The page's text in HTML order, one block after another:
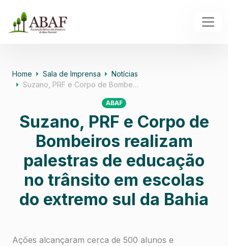
Home Sala de Imprensa
Notícias
Suzano, PRF e Corpo de Bombe…
ABAF
Suzano, PRF e Corpo de
Bombeiros realizam
palestras de educação
no trânsito em escolas
do extremo sul da Bahia
Ações alcançaram cerca de 500 alunos e